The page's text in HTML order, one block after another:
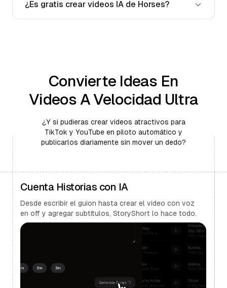
¿Es gratis crear videos IA de Horses?
Convierte Ideas En
Videos A Velocidad Ultra
¿Y si pudieras crear videos atractivos para
TikTok y YouTube en piloto automático y
publicarlos diariamente sin mover un dedo?
Cuenta Historias con IA
Desde escribir el guion hasta crear el video con voz
en off y agregar subtítulos, StoryShort lo hace todo.